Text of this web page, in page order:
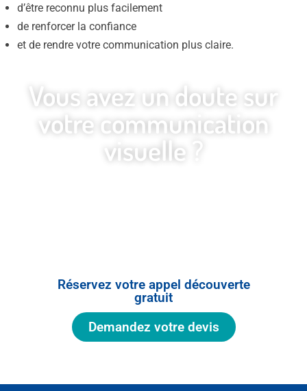
d’être reconnu plus facilement
de renforcer la confiance
et de rendre votre communication plus claire.
Vous avez un doute sur
votre communication
visuelle ?
Réservez votre appel découverte
gratuit
Demandez votre devis